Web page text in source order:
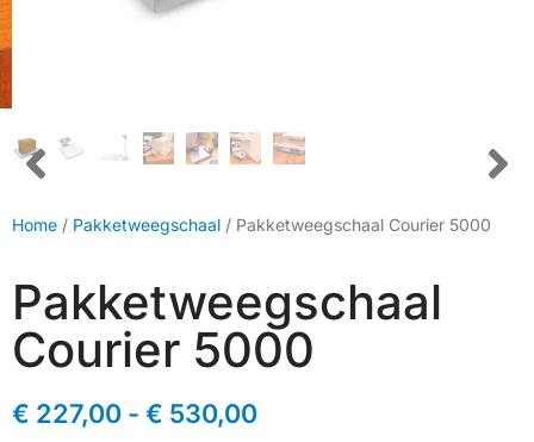
Home / Pakketweegschaal / Pakketweegschaal Courier 5000
Pakketweegschaal
Courier 5000
€ 227,00 - € 530,00